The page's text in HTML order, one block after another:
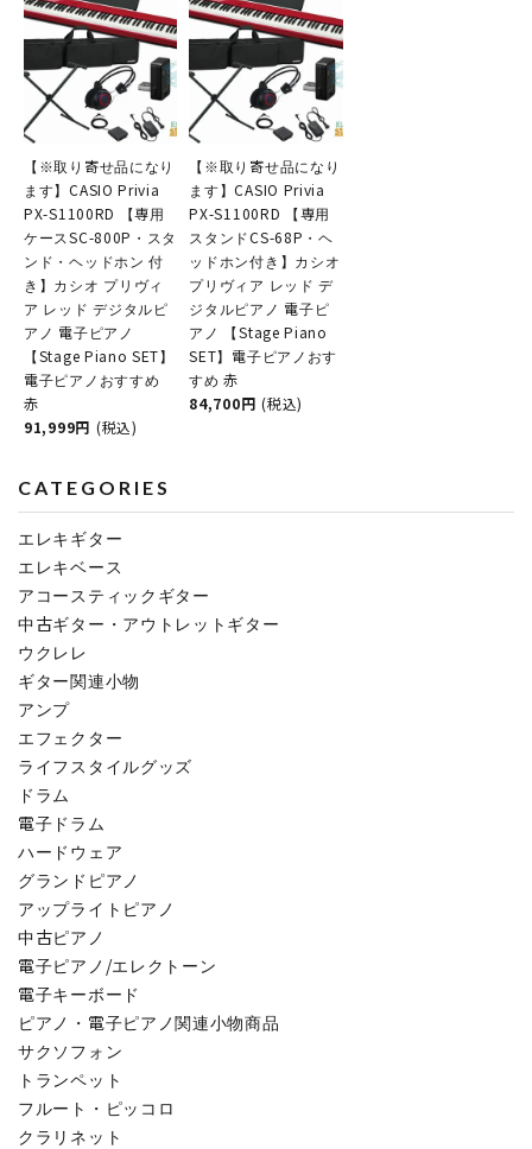
【※取り寄せ品になり
ます】CASIO Privia
PX-S1100RD 【専用
ケースSC-800P・スタ
ンド・ヘッドホン 付
き】カシオ プリヴィ
ア レッド デジタルピ
アノ 電子ピアノ
【Stage Piano SET】
電子ピアノおすすめ
赤
91,999円 (税込)
【※取り寄せ品になり
ます】CASIO Privia
PX-S1100RD 【専用
スタンドCS-68P・ヘ
ッドホン付き】カシオ
プリヴィア レッド デ
ジタルピアノ 電子ピ
アノ 【Stage Piano
SET】電子ピアノおす
すめ 赤
84,700円 (税込)
CATEGORIES
エレキギター
エレキベース
アコースティックギター
中古ギター・アウトレットギター
ウクレレ
ギター関連小物
アンプ
エフェクター
ライフスタイルグッズ
ドラム
電子ドラム
ハードウェア
グランドピアノ
アップライトピアノ
中古ピアノ
電子ピアノ/エレクトーン
電子キーボード
ピアノ・電子ピアノ関連小物商品
サクソフォン
トランペット
フルート・ピッコロ
クラリネット